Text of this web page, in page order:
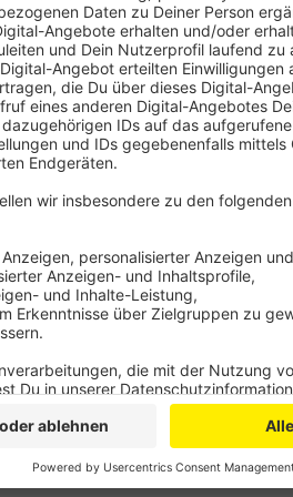
Betroffen sind unter anderem die
Karlstraße und auf dem Willy-
Einschränkungen auf der Fahrbahn
Bereich Bismarkstraße in Höhe der
technischen Betriebe der Stadt im
Anzeige